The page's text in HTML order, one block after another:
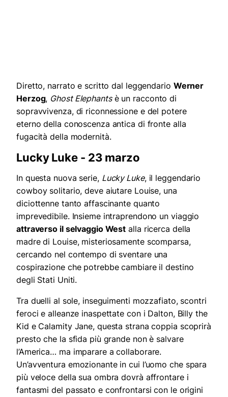
Diretto, narrato e scritto dal leggendario Werner
Herzog, Ghost Elephantsè un racconto di
sopravvivenza, di riconnessione e del potere
eterno della conoscenza antica di fronte alla
fugacità della modernità.
Lucky Luke - 23 marzo
In questa nuova serie, Lucky Luke, il leggendario
cowboy solitario, deve aiutare Louise, una
diciottenne tanto affascinante quanto
imprevedibile. Insieme intraprendono un viaggio
attraverso il selvaggio West alla ricerca della
madre di Louise, misteriosamente scomparsa,
cercando nel contempo di sventare una
cospirazione che potrebbe cambiare il destino
degli Stati Uniti.
Tra duelli al sole, inseguimenti mozzafiato, scontri
feroci e alleanze inaspettate con i Dalton, Billy the
Kid e Calamity Jane, questa strana coppia scoprirà
presto che la sfida più grande non è salvare
l’America… ma imparare a collaborare.
Un’avventura emozionante in cui l’uomo che spara
più veloce della sua ombra dovrà affrontare i
fantasmi del passato e confrontarsi con le origini